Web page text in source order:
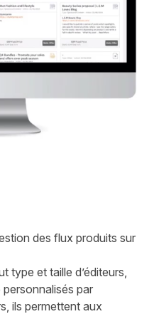
des flux produits sur
type et taille d’éditeurs,
par
ils permettent aux